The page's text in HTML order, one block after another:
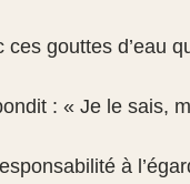
ces gouttes d’eau
: « Je le sais,
à